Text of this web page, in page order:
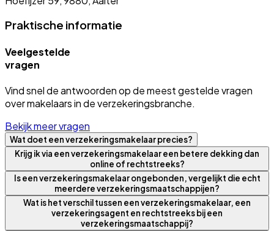
Praktische informatie
Veelgestelde
vragen
Vind snel de antwoorden op de meest gestelde vragen
over makelaars in de verzekeringsbranche.
Bekijk meer vragen
Wat doet een verzekeringsmakelaar precies?
Krijg ik via een verzekeringsmakelaar een betere dekking dan
online of rechtstreeks?
Is een verzekeringsmakelaar ongebonden, vergelijkt die echt
meerdere verzekeringsmaatschappijen?
Wat is het verschil tussen een verzekeringsmakelaar, een
verzekeringsagent en rechtstreeks bij een
verzekeringsmaatschappij?